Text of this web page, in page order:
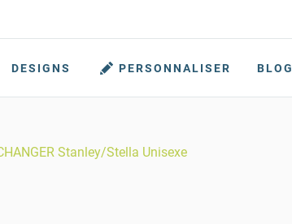
DESIGNS PERSONNALISER BLOG
Stanley/Stella Unisexe